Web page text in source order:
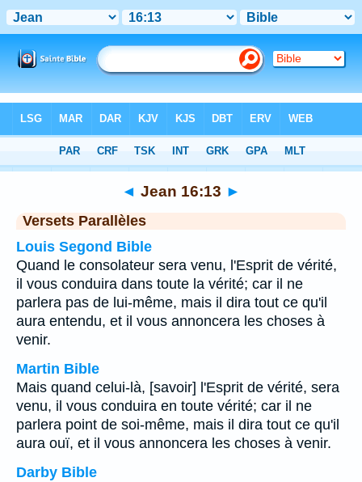
Chapitre 16> Verset 13
◄ Jean 16:13 ►
Versets Parallèles
Louis Segond Bible
Quand le consolateur sera venu, l'Esprit de vérité,
il vous conduira dans toute la vérité; car il ne
parlera pas de lui-même, mais il dira tout ce qu'il
aura entendu, et il vous annoncera les choses à
venir.
Martin Bible
Mais quand celui-là, [savoir] l'Esprit de vérité, sera
venu, il vous conduira en toute vérité; car il ne
parlera point de soi-même, mais il dira tout ce qu'il
aura ouï, et il vous annoncera les choses à venir.
Darby Bible